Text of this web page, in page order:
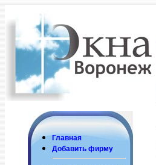
Глaвнaя
Дoбaвить фирму